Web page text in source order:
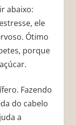
abaixo:
ele
Ótimo
porque
Fazendo
do cabelo
a